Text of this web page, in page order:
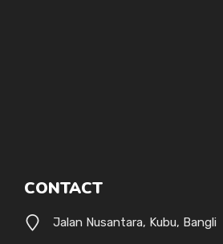
CONTACT
Jalan Nusantara, Kubu, Bangli